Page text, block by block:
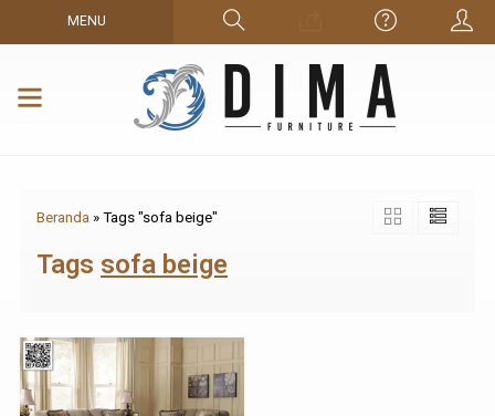
MENU
Beranda »Tags "sofa beige"
Tags sofa beige